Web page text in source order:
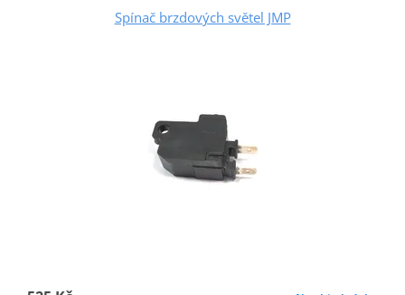
Spínač brzdových světel JMP